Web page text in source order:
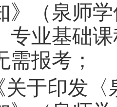
》（泉师
专业基础
需报考；
关于印发 〈